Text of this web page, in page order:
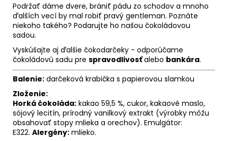
Podržať dáme dvere, brániť pádu zo schodov a mnoho
ďalších vecí by mal robiť pravý gentleman. Poznáte
niekoho takého? Podarujte ho našou čokoládovou
sadou.
Vyskúšajte aj ďalšie čokodarčeky - odporúčame
čokoládovú sadu pre spravodlivosťalebo bankára.
Balenie: darčeková krabička s papierovou slamkou
Zloženie:
Horká čokoláda: kakao 59,5 %, cukor, kakaové maslo,
sójový lecitín, prírodný vanilkový extrakt (výrobky môžu
obsahovať stopy mlieka a orechov). Emulgátor:
E322. Alergény: mlieko.